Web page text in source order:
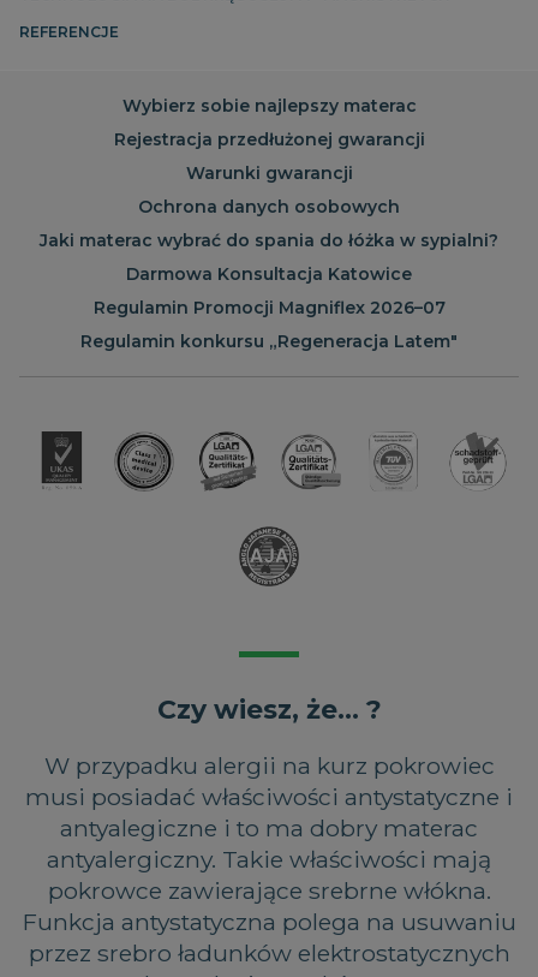
REFERENCJE
Wybierz sobie najlepszy materac
Rejestracja przedłużonej gwarancji
Warunki gwarancji
Ochrona danych osobowych
Jaki materac wybrać do spania do łóżka w sypialni?
Darmowa Konsultacja Katowice
Regulamin Promocji Magniflex 2026–07
Regulamin konkursu „Regeneracja Latem"
Czy wiesz, że... ?
W przypadku alergii na kurz pokrowiec
musi posiadać właściwości antystatyczne i
antyalegiczne i to ma dobry materac
antyalergiczny. Takie właściwości mają
pokrowce zawierające srebrne włókna.
Funkcja antystatyczna polega na usuwaniu
przez srebro ładunków elektrostatycznych
__cf_bm
Cloudflare Inc.
.vimeo.com